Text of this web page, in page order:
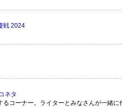
戦 2024
ネタ
コーナー。ライターとみなさんが一緒に